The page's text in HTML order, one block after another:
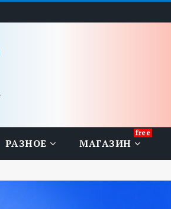
РАЗНОЕ МАГАЗИН